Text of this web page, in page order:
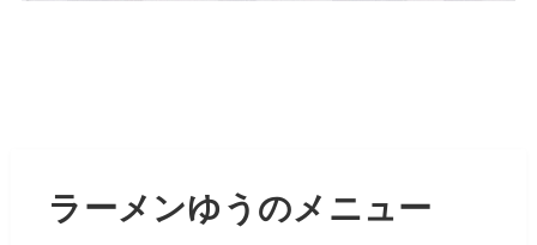
ラーメンゆうのメニュー